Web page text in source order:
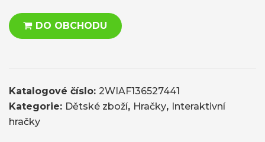
DO OBCHODU
Katalogové číslo: 2WIAF136527441
Kategorie: Dětské zboží, Hračky, Interaktivní
hračky